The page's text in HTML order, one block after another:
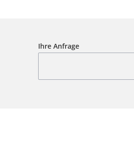
Ihre Anfrage